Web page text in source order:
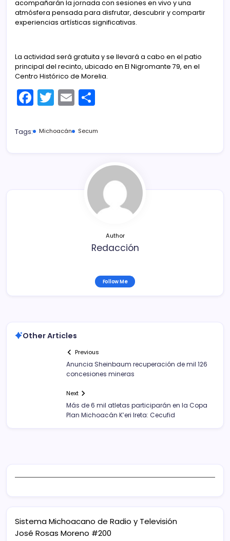
acompañarán la jornada con sesiones en vivo y una
atmósfera pensada para disfrutar, descubrir y compartir
experiencias artísticas significativas.
La actividad será gratuita y se llevará a cabo en el patio
principal del recinto, ubicado en El Nigromante 79, en el
Centro Histórico de Morelia.
F
a
c
T
w
itt
E
m
ai m
ar
tir
Tags: Michoacán Secum
Author
Redacción
Follow Me
Other Articles
Previous
Anuncia Sheinbaum recuperación de mil 126
concesiones mineras
Next
Más de 6 mil atletas participarán en la Copa
Plan Michoacán K’eri Ireta: Cecufid
Sistema Michoacano de Radio y Televisión
José Rosas Moreno #200